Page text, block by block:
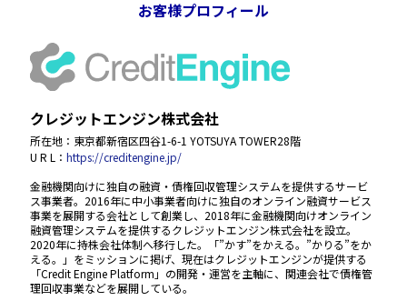
お客様プロフィール
クレジットエンジン株式会社
所在地：東京都新宿区四谷1-6-1 YOTSUYA TOWER28階
U R L：https://creditengine.jp/
金融機関向けに独自の融資・債権回収管理システムを提供するサービ
ス事業者。2016年に中小事業者向けに独自のオンライン融資サービス
事業を展開する会社として創業し、2018年に金融機関向けオンライン
融資管理システムを提供するクレジットエンジン株式会社を設立。
2020年に持株会社体制へ移行した。「”かす”をかえる。”かりる”をか
える。」をミッションに掲げ、現在はクレジットエンジンが提供する
「Credit Engine Platform」の開発・運営を主軸に、関連会社で債権管
理回収事業などを展開している。